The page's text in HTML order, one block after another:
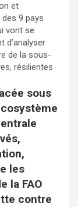
et
9 pays
vont se
d’analyser
de la sous-
résilientes
sous
les
la FAO
contre